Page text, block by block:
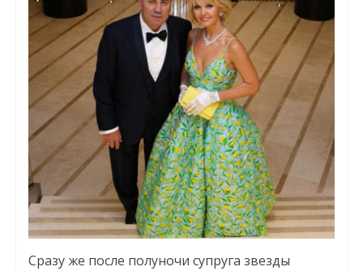
Сразу же после полуночи супруга звезды